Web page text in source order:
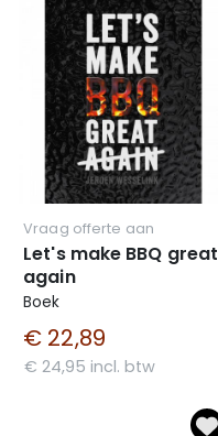
Vraag offerte aan
Let's make BBQ great
again
Boek
€ 22,89
€ 24,95 incl. btw